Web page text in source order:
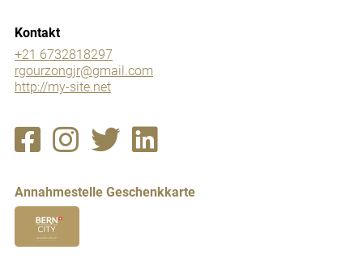
Kontakt
+21 6732818297
rgourzongjr@gmail.com
http://my-site.net
Annahmestelle Geschenkkarte